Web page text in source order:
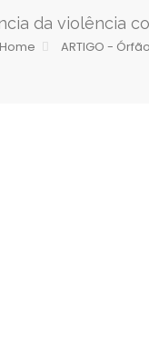
da violência
Home ARTIGO -